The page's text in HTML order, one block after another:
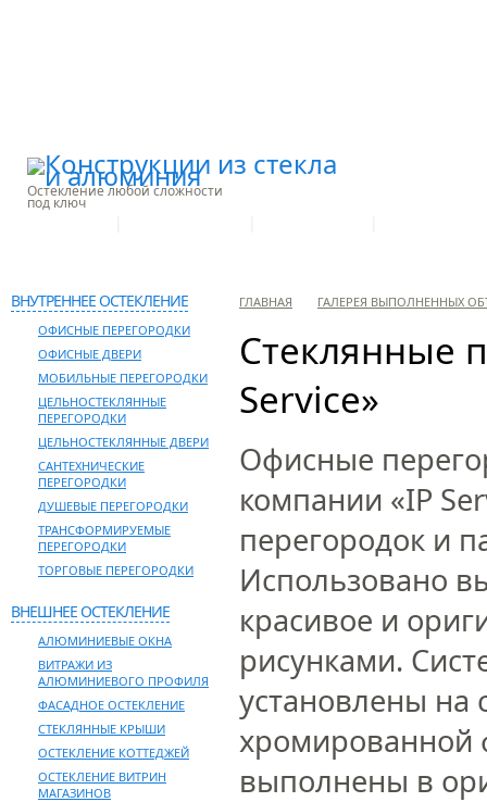
Остекление любой сложности
под ключ
ВНУТРЕННЕЕ ОСТЕКЛЕНИЕ
ОФИСНЫЕ ПЕРЕГОРОДКИ
ОФИСНЫЕ ДВЕРИ
МОБИЛЬНЫЕ ПЕРЕГОРОДКИ
ЦЕЛЬНОСТЕКЛЯННЫЕ
ПЕРЕГОРОДКИ
ЦЕЛЬНОСТЕКЛЯННЫЕ ДВЕРИ
САНТЕХНИЧЕСКИЕ
ПЕРЕГОРОДКИ
ДУШЕВЫЕ ПЕРЕГОРОДКИ
ТРАНСФОРМИРУЕМЫЕ
ПЕРЕГОРОДКИ
ТОРГОВЫЕ ПЕРЕГОРОДКИ
ВНЕШНЕЕ ОСТЕКЛЕНИЕ
АЛЮМИНИЕВЫЕ ОКНА
ВИТРАЖИ ИЗ
АЛЮМИНИЕВОГО ПРОФИЛЯ
ФАСАДНОЕ ОСТЕКЛЕНИЕ
СТЕКЛЯННЫЕ КРЫШИ
ОСТЕКЛЕНИЕ КОТТЕДЖЕЙ
ОСТЕКЛЕНИЕ ВИТРИН
МАГАЗИНОВ
ГЛАВНАЯ ГАЛЕРЕЯ ВЫПОЛНЕННЫХ
Стеклянные
Service»
Офисные
компании «IP
перегородок и
Использовано
красивое и
рисунками.
установлены на
хромированной
выполнены в